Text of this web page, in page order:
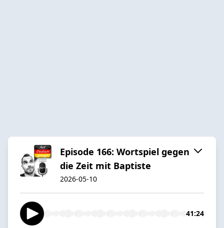
Episode 166: Wortspiel gegen
die Zeit mit Baptiste
2026-05-10
41:24